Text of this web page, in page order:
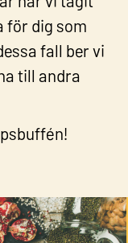
för dig som
fall ber vi
till andra